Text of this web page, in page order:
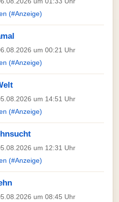
(#Anzeige)
um 00:21 Uhr
(#Anzeige)
um 14:51 Uhr
(#Anzeige)
um 12:31 Uhr
(#Anzeige)
um 08:45 Uhr